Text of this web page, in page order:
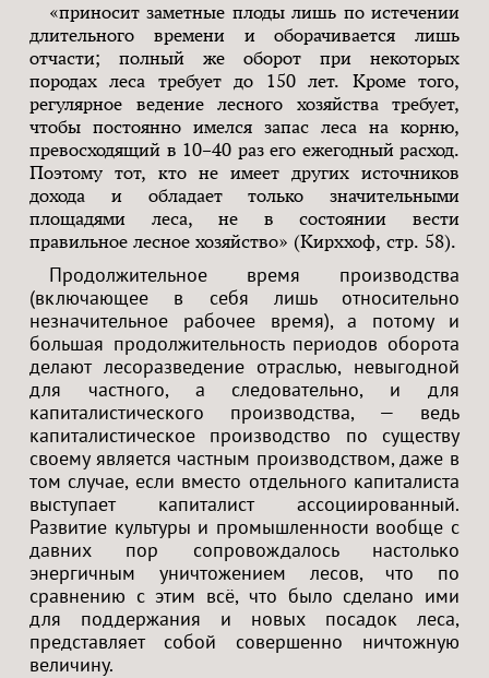
«приносит заметные плоды лишь по истечении
длительного времени и оборачивается лишь
отчасти; полный же оборот при некоторых
породах леса требует до 150 лет. Кроме того,
регулярное ведение лесного хозяйства требует,
чтобы постоянно имелся запас леса на корню,
превосходящий в 10–40 раз его ежегодный расход.
Поэтому тот, кто не имеет других источников
дохода и обладает только значительными
площадями леса, не в состоянии вести
правильное лесное хозяйство» (Кирххоф, стр. 58).
Продолжительное время производства
(включающее в себя лишь относительно
незначительное рабочее время), а потому и
большая продолжительность периодов оборота
делают лесоразведение отраслью, невыгодной
для частного, а следовательно, и для
капиталистического производства, — ведь
капиталистическое производство по существу
своему является частным производством, даже в
том случае, если вместо отдельного капиталиста
выступает капиталист ассоциированный.
Развитие культуры и промышленности вообще с
давних пор сопровождалось настолько
энергичным уничтожением лесов, что по
сравнению с этим всё, что было сделано ими
для поддержания и новых посадок леса,
представляет собой совершенно ничтожную
величину.